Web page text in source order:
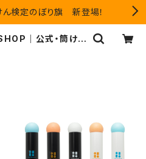
検定のぼり旗 新登場！
｜公式・筒けん